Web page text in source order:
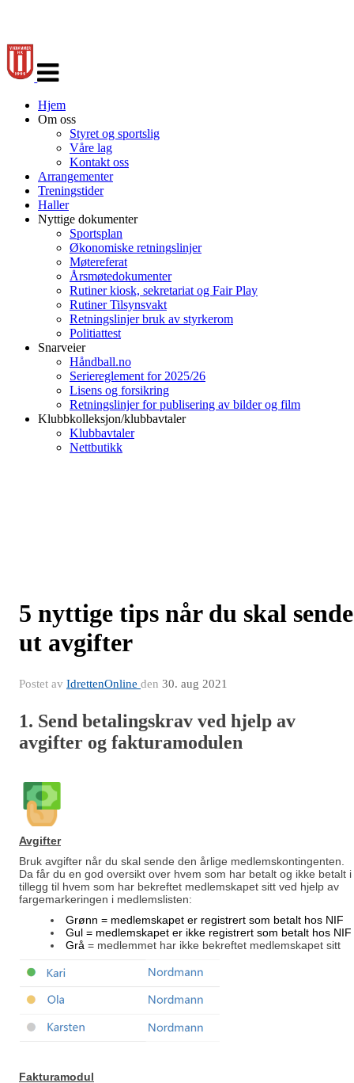
navigasjon
Hjem
Om oss
Styret og sportslig
Våre lag
Kontakt oss
Arrangementer
Treningstider
Haller
Nyttige dokumenter
Sportsplan
Økonomiske retningslinjer
Møtereferat
Årsmøtedokumenter
Rutiner kiosk, sekretariat og Fair Play
Rutiner Tilsynsvakt
Retningslinjer bruk av styrkerom
Politiattest
Snarveier
Håndball.no
Seriereglement for 2025/26
Lisens og forsikring
Retningslinjer for publisering av bilder og film
Klubbkolleksjon/klubbavtaler
Klubbavtaler
Nettbutikk
5 nyttige tips når du skal sende
ut avgifter
Postet av IdrettenOnline den 30. aug 2021
1. Send betalingskrav ved hjelp av
avgifter og fakturamodulen
Avgifter
Bruk avgifter når du skal sende den årlige medlemskontingenten.
Da får du en god oversikt over hvem som har betalt og ikke betalt i
tillegg til hvem som har bekreftet medlemskapet sitt ved hjelp av
fargemarkeringen i medlemslisten:
Grønn = medlemskapet er registrert som betalt hos NIF
Gul = medlemskapet er ikke registrert som betalt hos NIF
Grå = medlemmet har ikke bekreftet medlemskapet sitt
Fakturamodul